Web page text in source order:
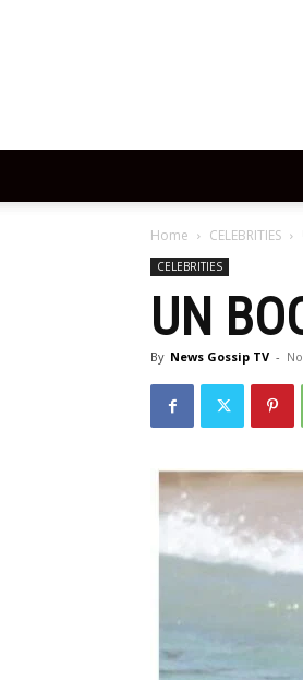
Home CELEBRITIES
CELEBRITIES
UN
By News Gossip TV -